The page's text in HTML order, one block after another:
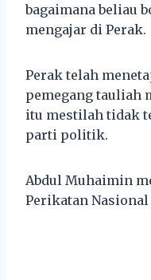
bagaimana beliau
mengajar di Perak.
Perak telah
pemegang tauliah
itu mestilah tidak
parti politik.
Abdul Muhaimin
Perikatan Nasional